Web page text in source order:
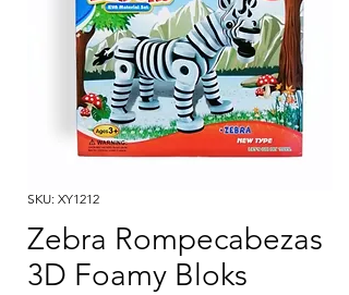
SKU: XY1212
Zebra Rompecabezas
3D Foamy Bloks